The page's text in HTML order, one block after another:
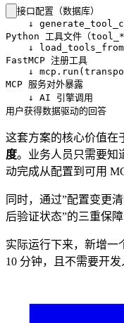
接口配置（数据库）
↓
Python 工具文件（
↓
FastMCP 注册工具
↓
MCP 服务对外暴露
    ↓ AI 引擎调用
用户获得数据驱动的回答
这套方案的核心价值在
度。业务人员只需要知
动完成从配置到可用
同时，通过”配置变更
后验证状态”的三重保
实际运行下来，新增一
10 分钟，且不需要开发